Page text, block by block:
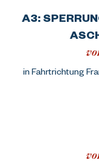
A3:
in Fahrtrichtung